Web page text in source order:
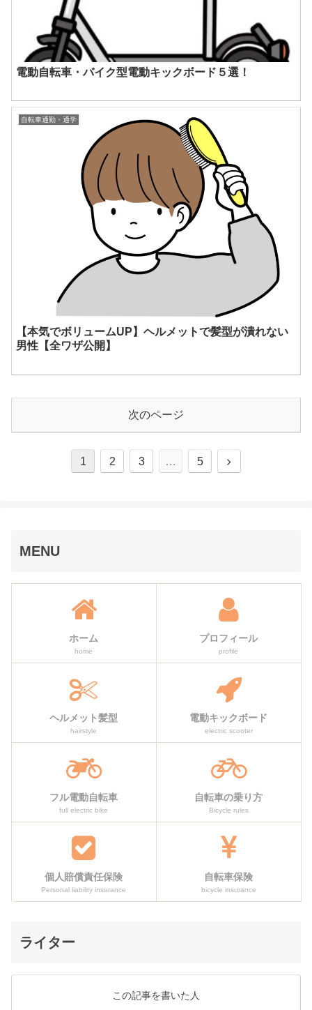
電動自転車・バイク型電動キックボード５選！
自転車通勤・通学
【本気でボリュームUP】ヘルメットで髪型が潰れない
男性【全ワザ公開】
次のページ
1 2 3 … 5
次
MENU
ホーム
home
プロフィール
profile
ヘルメット髪型
hairstyle
電動キックボード
electric scooter
フル電動自転車
full electric bike
自転車の乗り方
Bicycle rules
個人賠償責任保険
Personal liability insurance
自転車保険
bicycle insurance
ライター
この記事を書いた人